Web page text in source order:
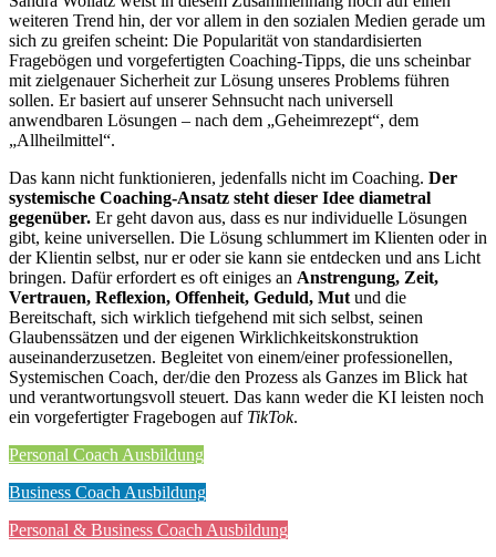
weiteren Trend hin, der vor allem in den sozialen Medien gerade um
sich zu greifen scheint: Die Popularität von standardisierten
Fragebögen und vorgefertigten Coaching-Tipps, die uns scheinbar
mit zielgenauer Sicherheit zur Lösung unseres Problems führen
sollen. Er basiert auf unserer Sehnsucht nach universell
anwendbaren Lösungen – nach dem „Geheimrezept“, dem
„Allheilmittel“.
Das kann nicht funktionieren, jedenfalls nicht im Coaching. Der
systemische Coaching-Ansatz steht dieser Idee diametral
gegenüber. Er geht davon aus, dass es nur individuelle Lösungen
gibt, keine universellen. Die Lösung schlummert im Klienten oder in
der Klientin selbst, nur er oder sie kann sie entdecken und ans Licht
bringen. Dafür erfordert es oft einiges an Anstrengung, Zeit,
Vertrauen, Reflexion, Offenheit, Geduld, Mut und die
Bereitschaft, sich wirklich tiefgehend mit sich selbst, seinen
Glaubenssätzen und der eigenen Wirklichkeitskonstruktion
auseinanderzusetzen. Begleitet von einem/einer professionellen,
Systemischen Coach, der/die den Prozess als Ganzes im Blick hat
und verantwortungsvoll steuert. Das kann weder die KI leisten noch
ein vorgefertigter Fragebogen auf TikTok.
Personal Coach Ausbildung
Business Coach Ausbildung
Personal & Business Coach Ausbildung